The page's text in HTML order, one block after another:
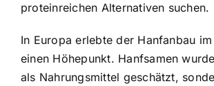
proteinreichen Alternativen suchen.
In Europa erlebte der Hanfanbau
einen Höhepunkt. Hanfsamen
als Nahrungsmittel geschätzt,